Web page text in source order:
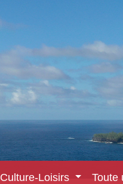
Culture-Loisirs Toute